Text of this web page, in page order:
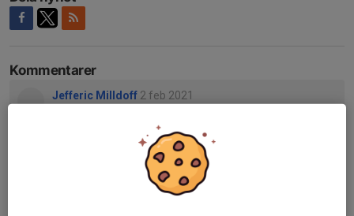
Kommentarer
Jefferic Milldoff 2 feb 2021
Lars Gustafsson2 feb 2021